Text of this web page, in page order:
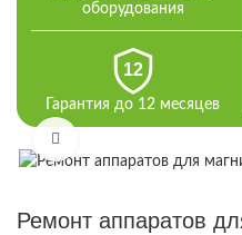
оборудования
12
Гарантия до 12 месяцев
Ремонт аппаратов